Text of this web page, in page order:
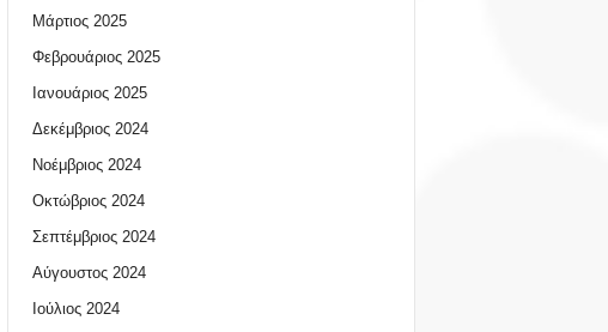
Μάρτιος 2025
Φεβρουάριος 2025
Ιανουάριος 2025
Δεκέμβριος 2024
Νοέμβριος 2024
Οκτώβριος 2024
Σεπτέμβριος 2024
Αύγουστος 2024
Ιούλιος 2024